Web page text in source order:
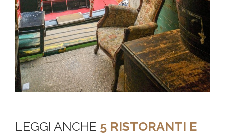
LEGGI ANCHE 5 RISTORANTI E